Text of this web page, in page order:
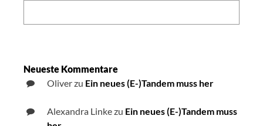
Neueste Kommentare
Oliverzu Ein neues (E-)Tandem muss her
Alexandra Linkezu Ein neues (E-)Tandem muss